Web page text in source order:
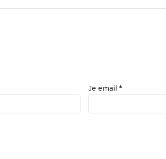
Je email *